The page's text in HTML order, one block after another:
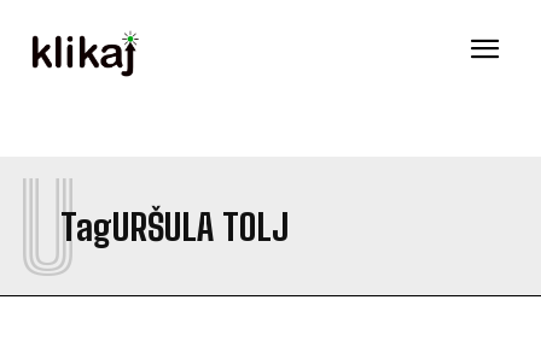
TagURŠULA TOLJ
U